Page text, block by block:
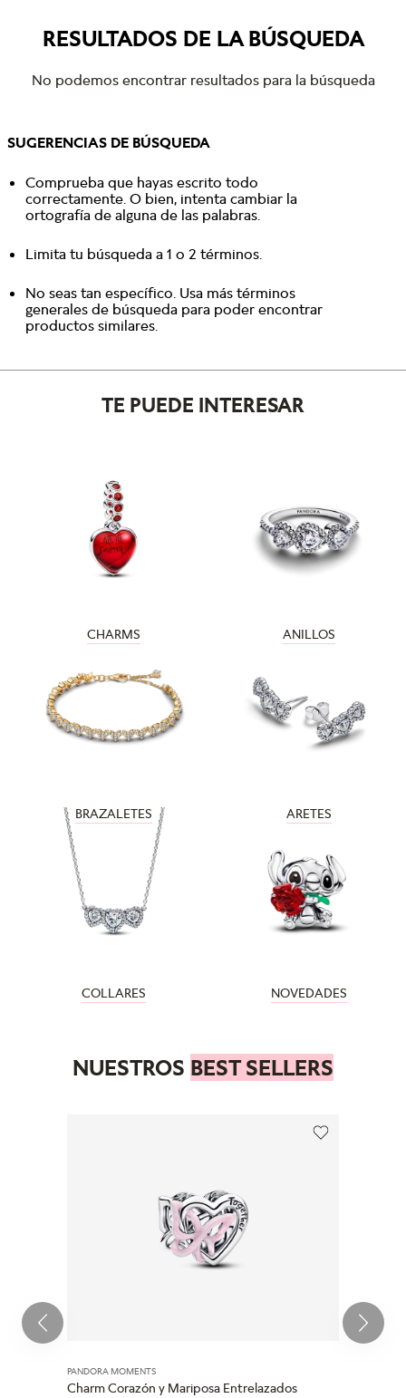
RESULTADOS DE LA BÚSQUEDA
No podemos encontrar resultados para la búsqueda
SUGERENCIAS DE BÚSQUEDA
Comprueba que hayas escrito todo
correctamente. O bien, intenta cambiar la
ortografía de alguna de las palabras.
Limita tu búsqueda a 1 o 2 términos.
No seas tan específico. Usa más términos
generales de búsqueda para poder encontrar
productos similares.
TE PUEDE INTERESAR
CHARMS ANILLOS
BRAZALETES ARETES
COLLARES NOVEDADES
NUESTROS BEST SELLERS
PANDORA MOMENTS
Charm Corazón y Mariposa Entrelazados